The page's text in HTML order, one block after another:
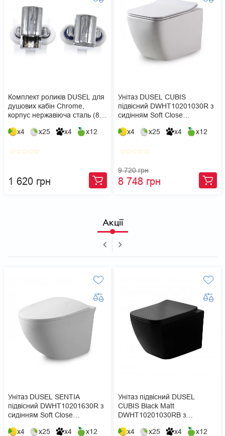
Комплект роликів DUSEL для
душових кабін Chrome,
корпус нержавіюча сталь (8
x4
x25 x4 x12
star_borderstar_borderstar_borderstar_borderstar_border
1 620 грн
Унітаз DUSEL CUBIS
підвісний DWHT10201030R з
сидінням Soft Close
x4
x25 x4 x12
star_borderstar_borderstar_borderstar_borderstar_border
9 720 грн
8 748 грн
Акції
Унітаз DUSEL SENTIA
підвісний DWHT10201630R з
сидінням Soft Close
x4
x25 x4 x12
Унітаз підвісний DUSEL
CUBIS Black Matt
DWHT10201030RВ з
x4
x25 x4 x12